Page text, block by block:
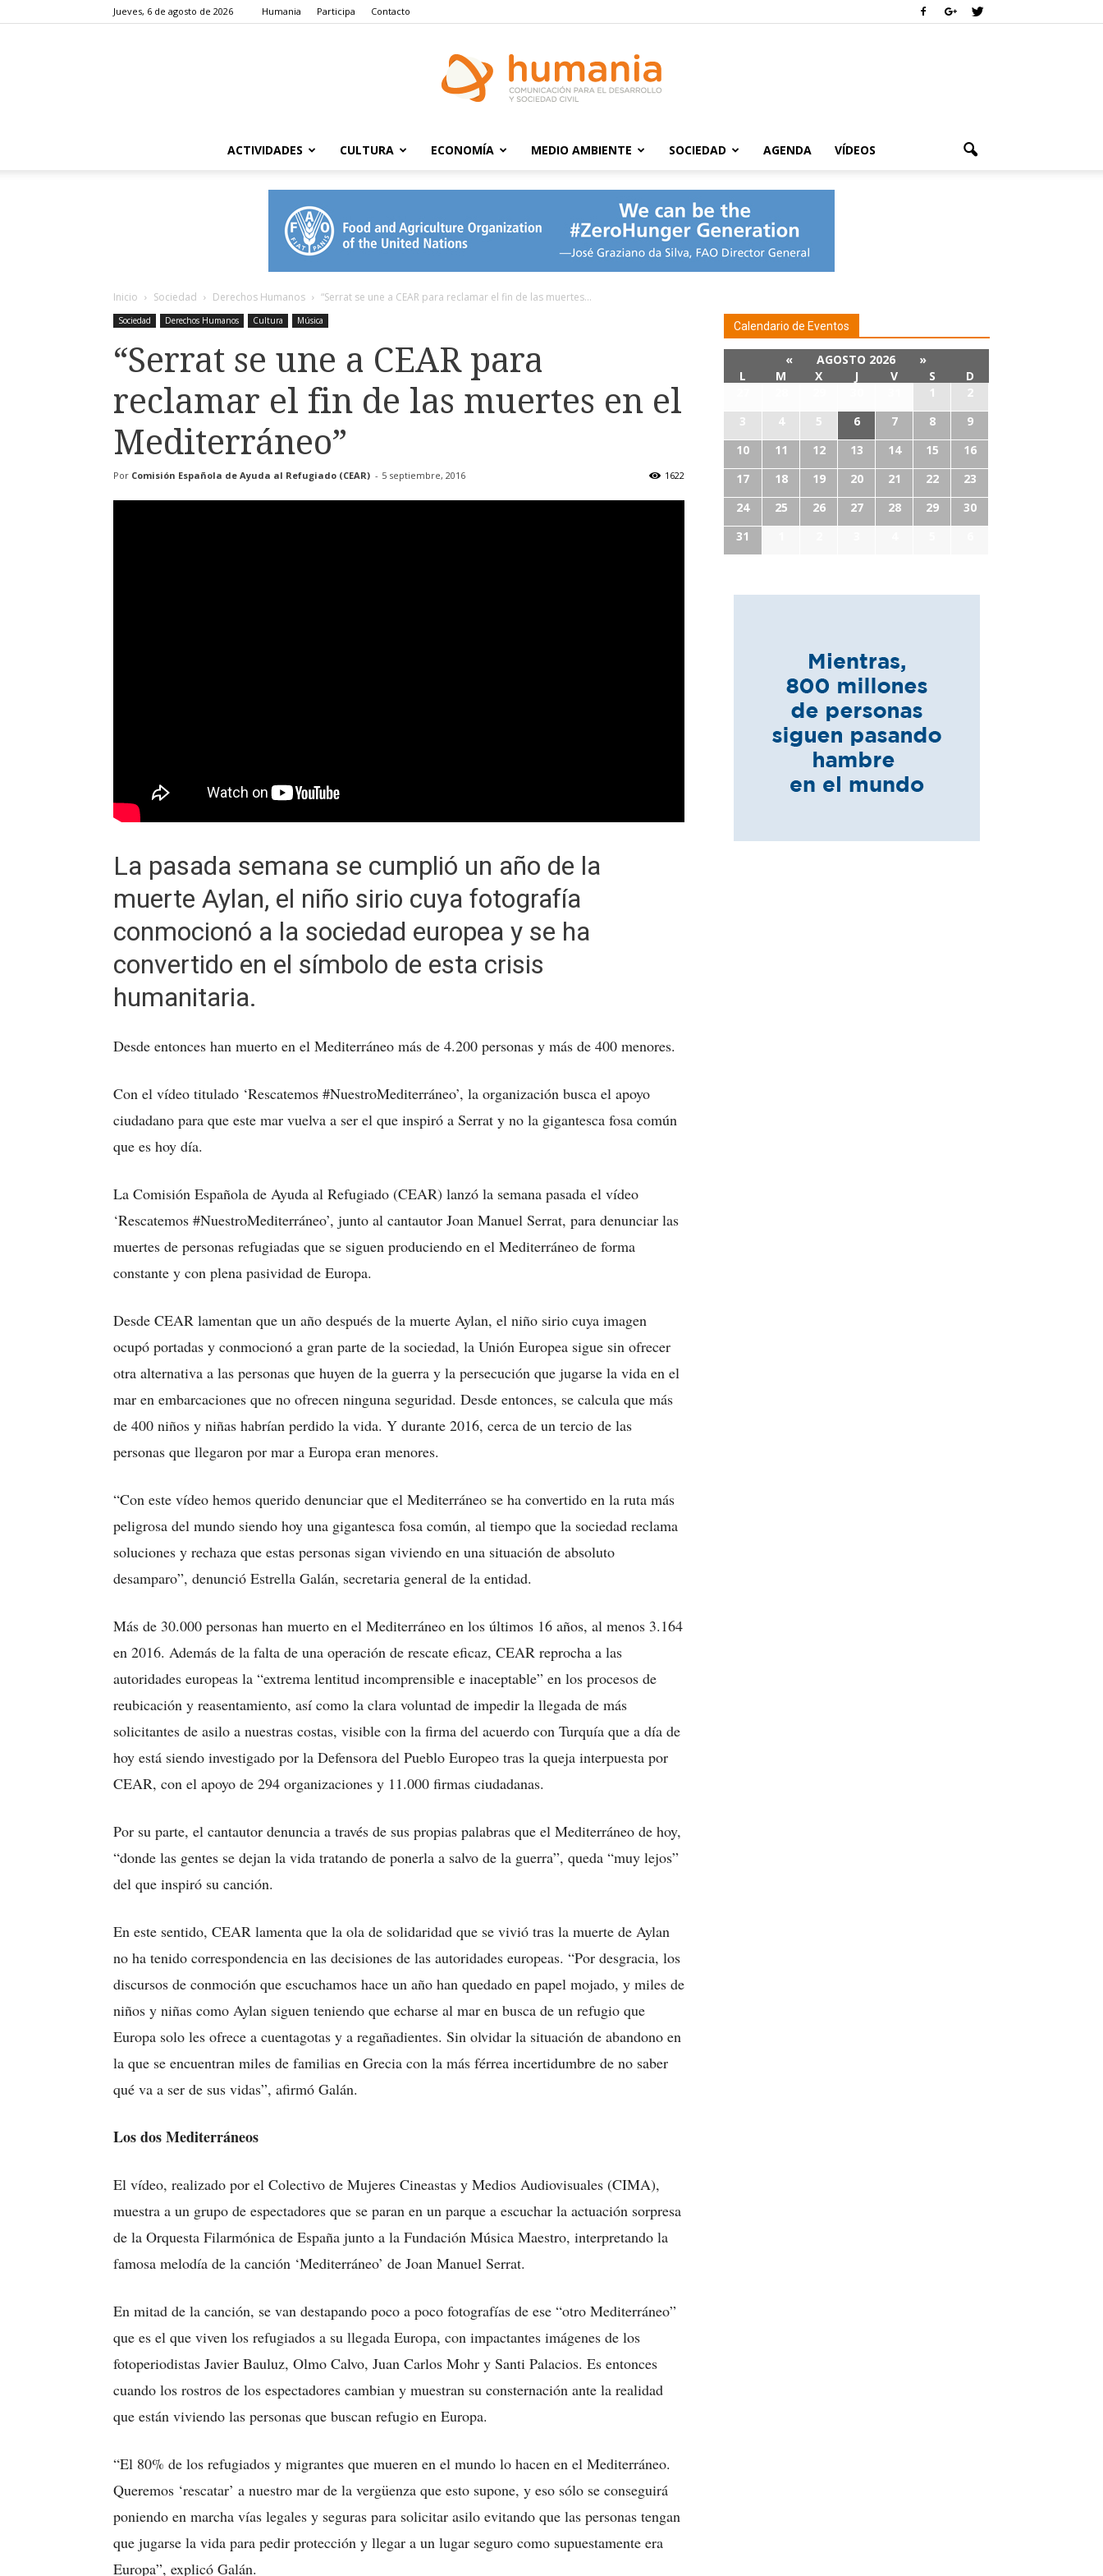
Jueves, 6 de agosto de 2026 Humania Participa Contacto
ACTIVIDADES CULTURA ECONOMÍA MEDIO AMBIENTE SOCIEDAD AGENDA VÍDEOS
Inicio Sociedad Derechos Humanos “Serrat se une a CEAR para reclamar el fin de las muertes...
Sociedad Derechos Humanos Cultura Música
“Serrat se une a CEAR para
reclamar el fin de las muertes en el
Mediterráneo”
Por Comisión Española de Ayuda al Refugiado (CEAR) - 5 septiembre, 2016 1622
La pasada semana se cumplió un año de la
muerte Aylan, el niño sirio cuya fotografía
conmocionó a la sociedad europea y se ha
convertido en el símbolo de esta crisis
humanitaria.
Desde entonces han muerto en el Mediterráneo más de 4.200 personas y más de 400 menores.
Con el vídeo titulado ‘Rescatemos #NuestroMediterráneo’, la organización busca el apoyo
ciudadano para que este mar vuelva a ser el que inspiró a Serrat y no la gigantesca fosa común
que es hoy día.
La Comisión Española de Ayuda al Refugiado (CEAR) lanzó la semana pasada el vídeo
‘Rescatemos #NuestroMediterráneo’, junto al cantautor Joan Manuel Serrat, para denunciar las
muertes de personas refugiadas que se siguen produciendo en el Mediterráneo de forma
constante y con plena pasividad de Europa.
Desde CEAR lamentan que un año después de la muerte Aylan, el niño sirio cuya imagen
ocupó portadas y conmocionó a gran parte de la sociedad, la Unión Europea sigue sin ofrecer
otra alternativa a las personas que huyen de la guerra y la persecución que jugarse la vida en el
mar en embarcaciones que no ofrecen ninguna seguridad. Desde entonces, se calcula que más
de 400 niños y niñas habrían perdido la vida. Y durante 2016, cerca de un tercio de las
personas que llegaron por mar a Europa eran menores.
“Con este vídeo hemos querido denunciar que el Mediterráneo se ha convertido en la ruta más
peligrosa del mundo siendo hoy una gigantesca fosa común, al tiempo que la sociedad reclama
soluciones y rechaza que estas personas sigan viviendo en una situación de absoluto
desamparo”, denunció Estrella Galán, secretaria general de la entidad.
Más de 30.000 personas han muerto en el Mediterráneo en los últimos 16 años, al menos 3.164
en 2016. Además de la falta de una operación de rescate eficaz, CEAR reprocha a las
autoridades europeas la “extrema lentitud incomprensible e inaceptable” en los procesos de
reubicación y reasentamiento, así como la clara voluntad de impedir la llegada de más
solicitantes de asilo a nuestras costas, visible con la firma del acuerdo con Turquía que a día de
hoy está siendo investigado por la Defensora del Pueblo Europeo tras la queja interpuesta por
CEAR, con el apoyo de 294 organizaciones y 11.000 firmas ciudadanas.
Por su parte, el cantautor denuncia a través de sus propias palabras que el Mediterráneo de hoy,
“donde las gentes se dejan la vida tratando de ponerla a salvo de la guerra”, queda “muy lejos”
del que inspiró su canción.
En este sentido, CEAR lamenta que la ola de solidaridad que se vivió tras la muerte de Aylan
no ha tenido correspondencia en las decisiones de las autoridades europeas. “Por desgracia, los
discursos de conmoción que escuchamos hace un año han quedado en papel mojado, y miles de
niños y niñas como Aylan siguen teniendo que echarse al mar en busca de un refugio que
Europa solo les ofrece a cuentagotas y a regañadientes. Sin olvidar la situación de abandono en
la que se encuentran miles de familias en Grecia con la más férrea incertidumbre de no saber
qué va a ser de sus vidas”, afirmó Galán.
Los dos Mediterráneos
El vídeo, realizado por el Colectivo de Mujeres Cineastas y Medios Audiovisuales (CIMA),
muestra a un grupo de espectadores que se paran en un parque a escuchar la actuación sorpresa
de la Orquesta Filarmónica de España junto a la Fundación Música Maestro, interpretando la
famosa melodía de la canción ‘Mediterráneo’ de Joan Manuel Serrat.
En mitad de la canción, se van destapando poco a poco fotografías de ese “otro Mediterráneo”
que es el que viven los refugiados a su llegada Europa, con impactantes imágenes de los
fotoperiodistas Javier Bauluz, Olmo Calvo, Juan Carlos Mohr y Santi Palacios. Es entonces
cuando los rostros de los espectadores cambian y muestran su consternación ante la realidad
que están viviendo las personas que buscan refugio en Europa.
“El 80% de los refugiados y migrantes que mueren en el mundo lo hacen en el Mediterráneo.
Queremos ‘rescatar’ a nuestro mar de la vergüenza que esto supone, y eso sólo se conseguirá
poniendo en marcha vías legales y seguras para solicitar asilo evitando que las personas tengan
que jugarse la vida para pedir protección y llegar a un lugar seguro como supuestamente era
Europa”, explicó Galán.
Calendario de Eventos
« AGOSTO 2026
»
L
M X J V S
D
1
2
3
4 5 6 7 8
9
10
11 12 13 14 15
16
17
18 19 20 21 22
23
24
25 26 27 28 29
30
31